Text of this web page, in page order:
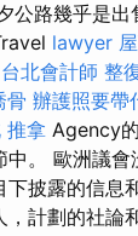
公路幾乎是
lawyer
台北會計師 整
骨 辦護照要帶
推拿 Agency
中。 歐洲議
披露的信息
計劃的社論